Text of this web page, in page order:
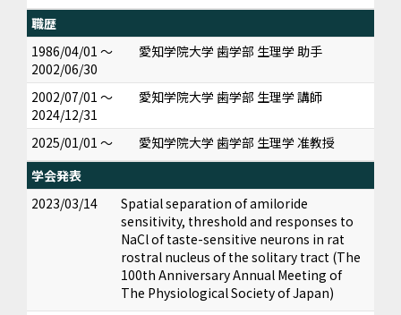
職歴
1986/04/01 ～
2002/06/30
愛知学院大学 歯学部 生理学 助手
2002/07/01 ～
2024/12/31
愛知学院大学 歯学部 生理学 講師
2025/01/01 ～
愛知学院大学 歯学部 生理学 准教授
学会発表
2023/03/14
Spatial separation of amiloride
sensitivity, threshold and responses to
NaCl of taste-sensitive neurons in rat
rostral nucleus of the solitary tract (The
100th Anniversary Annual Meeting of
The Physiological Society of Japan)